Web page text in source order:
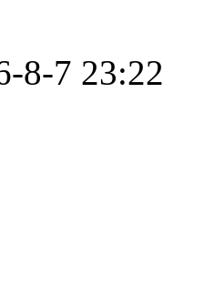
8-7 23:22